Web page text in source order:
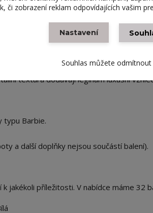
úpletu s detailní pletenou
skvěle k teniskám, kozačkám, svetrům i
textura dodávají legínám luxusní
typu Barbie.
a další doplňky nejsou součástí balení).
jakékoli příležitosti. V nabídce máme 32
či zobrazení reklam odpovídajících vašim
Nastavení
Souhlas můžete odmítnout